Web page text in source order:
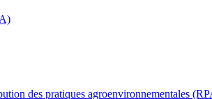
des pratiques agroenvironnementales